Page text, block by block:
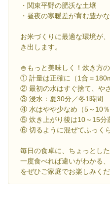
・関東平野の肥沃な土壌
・昼夜の寒暖差が育む豊か
お米づくりに最適な環境が
き出します。
🍚もっと美味しく！炊き方
① 計量は正確に（1合＝
② 最初の水はすぐ捨て、や
③ 浸水：夏30分／冬1時間
④ 水はやや少なめ（5～10％
⑤ 炊き上がり後は10～15分
⑥ 切るように混ぜてふっく
毎日の食卓に、ちょっとした
一度食べれば違いがわかる
をぜひご家庭でお楽しみくだ